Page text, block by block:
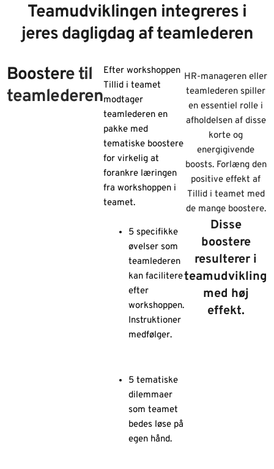
Teamudviklingen integreres i
jeres dagligdag af teamlederen
Boostere til
teamlederen
Efter workshoppen
Tillid i teamet
modtager
teamlederen en
pakke med
tematiske boostere
for virkelig at
forankre læringen
fra workshoppen i
teamet.
5 specifikke
øvelser som
teamlederen
kan facilitere
efter
workshoppen.
Instruktioner
medfølger.
5 tematiske
dilemmaer
som teamet
bedes løse på
egen hånd.
HR-manageren eller
teamlederen spiller
en essentiel rolle i
afholdelsen af disse
korte og
energigivende
boosts. Forlæng den
positive effekt af
Tillid i teamet med
de mange boostere.
Disse
boostere
resulterer i
teamudvikling
med høj
effekt.